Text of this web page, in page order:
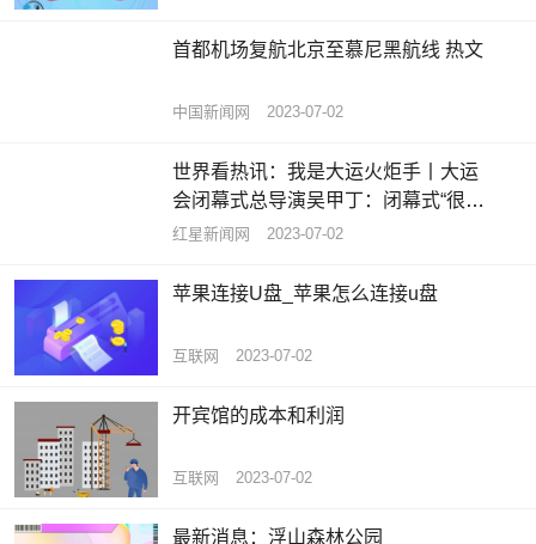
首都机场复航北京至慕尼黑航线 热文
中国新闻网 2023-07-02
世界看热讯：我是大运火炬手丨大运
会闭幕式总导演吴甲丁：闭幕式“很成
都”，定位就是让世界记住成都人
红星新闻网 2023-07-02
苹果连接U盘_苹果怎么连接u盘
互联网 2023-07-02
开宾馆的成本和利润
互联网 2023-07-02
最新消息：浮山森林公园